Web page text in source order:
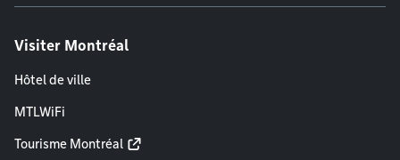
Visiter Montréal
Hôtel de ville
MTLWiFi
Tourisme Montréal